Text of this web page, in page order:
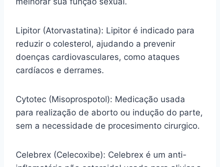
Lipitor (Atorvastatina): Lipitor é indicado para
reduzir o colesterol, ajudando a prevenir
doenças cardiovasculares, como ataques
cardíacos e derrames.
Cytotec (Misoprospotol): Medicação usada
para realização de aborto ou indução do parte,
sem a necessidade de procesimento cirurgico.
Celebrex (Celecoxibe): Celebrex é um anti-